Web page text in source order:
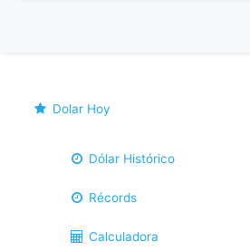
Dolar Hoy
Dólar Histórico
Récords
Calculadora